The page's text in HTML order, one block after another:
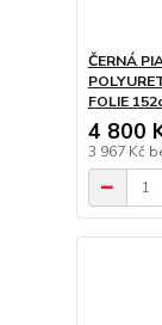
ČERNÁ
FOLIE
4 800
3 967 Kč